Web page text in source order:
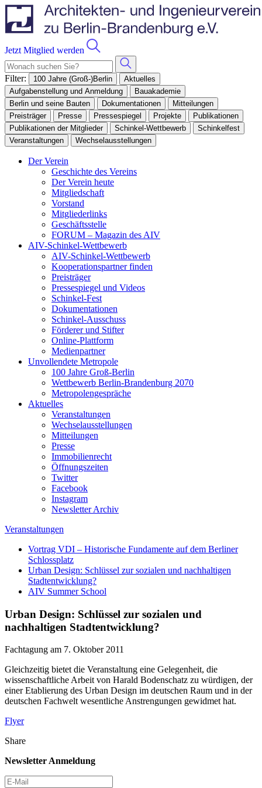
Jetzt Mitglied werden
Filter: 100 Jahre (Groß-)Berlin
Aktuelles
Aufgabenstellung und Anmeldung
Bauakademie
Berlin und seine Bauten
Dokumentationen
Mitteilungen
Preisträger
Presse Pressespiegel Projekte
Publikationen
Publikationen der Mitglieder
Schinkel-Wettbewerb
Schinkelfest
Veranstaltungen
Wechselausstellungen
Der Verein
Geschichte des Vereins
Der Verein heute
Mitgliedschaft
Vorstand
Mitgliederlinks
Geschäftsstelle
FORUM – Magazin des AIV
AIV-Schinkel-Wettbewerb
AIV-Schinkel-Wettbewerb
Kooperationspartner finden
Preisträger
Pressespiegel und Videos
Schinkel-Fest
Dokumentationen
Schinkel-Ausschuss
Förderer und Stifter
Online-Plattform
Medienpartner
Unvollendete Metropole
100 Jahre Groß-Berlin
Wettbewerb Berlin-Brandenburg 2070
Metropolengespräche
Aktuelles
Veranstaltungen
Wechselausstellungen
Mitteilungen
Presse
Immobilienrecht
Öffnungszeiten
Twitter
Facebook
Instagram
Newsletter Archiv
Veranstaltungen
Vortrag VDI – Historische Fundamente auf dem Berliner
Schlossplatz
Urban Design: Schlüssel zur sozialen und nachhaltigen
Stadtentwicklung?
AIV Summer School
Urban Design: Schlüssel zur sozialen und
nachhaltigen Stadtentwicklung?
Fachtagung am 7. Oktober 2011
Gleichzeitig bietet die Veranstaltung eine Gelegenheit, die
wissenschaftliche Arbeit von Harald Bodenschatz zu würdigen, der
einer Etablierung des Urban Design im deutschen Raum und in der
deutschen Fachwelt wesentliche Anstrengungen gewidmet hat.
Flyer
Share
Newsletter Anmeldung